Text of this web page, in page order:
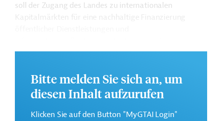
soll der Zugang des Landes zu internationalen
GTAI informiert über dieADB
: Schwerpunkte,
Regularien und praktische Hinweise zur
Geschäftsanbahnung.
Bitte melden Sie sich an, um
diesen Inhalt aufzurufen
Klicken Sie auf den Button "MyGTAI Login"